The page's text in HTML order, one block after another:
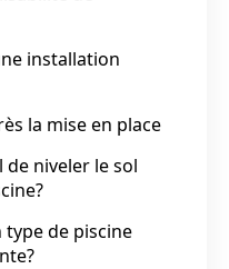
installation
la mise en place
niveler le sol
de piscine